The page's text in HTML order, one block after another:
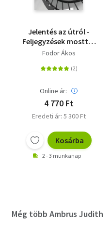
Jelentés az útról -
Feljegyzések mosttól
mostig
Fodor Ákos
Online ár:
4 770 Ft
Eredeti ár: 5 300 Ft
Kosárba
2 - 3 munkanap
Még több Ambrus Judith